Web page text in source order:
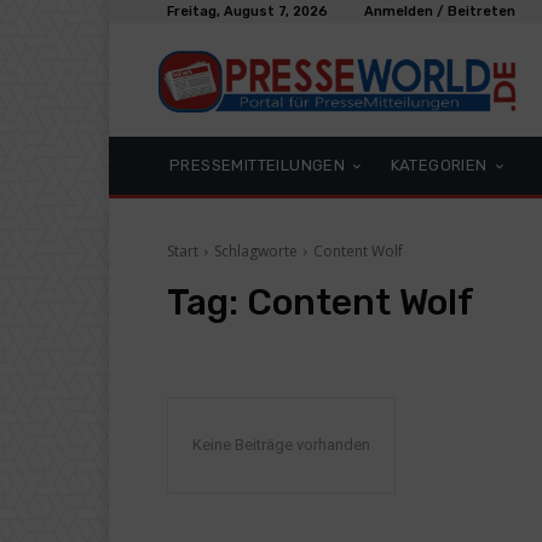
Freitag, August 7, 2026 Anmelden / Beitreten
PRESSEMITTEILUNGEN KATEGORIEN
Start Schlagworte Content Wolf
Tag: Content Wolf
Keine Beiträge vorhanden